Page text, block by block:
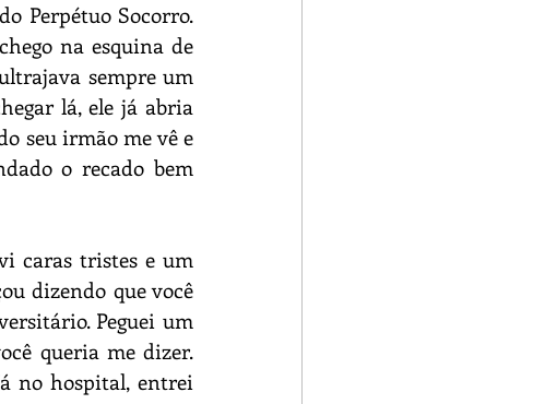
Perpétuo Socorro.
na esquina de
sempre um
lá, ele já abria
seu irmão me vê e
o recado bem
caras tristes e um
dizendo que você
Peguei um
queria me dizer.
no hospital, entrei